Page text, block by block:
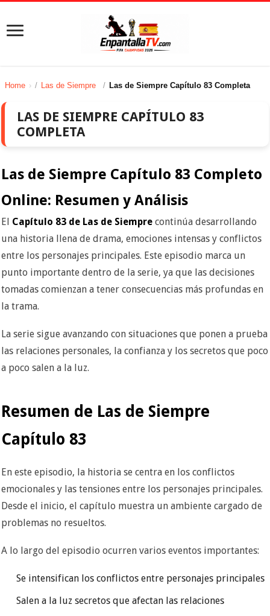
Home / Las de Siempre / Las de Siempre Capítulo 83 Completa
LAS DE SIEMPRE CAPÍTULO 83
COMPLETA
Las de Siempre Capítulo 83 Completo
Online: Resumen y Análisis
El Capítulo 83 de Las de Siempre continúa desarrollando
una historia llena de drama, emociones intensas y conflictos
entre los personajes principales. Este episodio marca un
punto importante dentro de la serie, ya que las decisiones
tomadas comienzan a tener consecuencias más profundas en
la trama.
La serie sigue avanzando con situaciones que ponen a prueba
las relaciones personales, la confianza y los secretos que poco
a poco salen a la luz.
Resumen de Las de Siempre
Capítulo 83
En este episodio, la historia se centra en los conflictos
emocionales y las tensiones entre los personajes principales.
Desde el inicio, el capítulo muestra un ambiente cargado de
problemas no resueltos.
A lo largo del episodio ocurren varios eventos importantes:
Se intensifican los conflictos entre personajes principales
Salen a la luz secretos que afectan las relaciones